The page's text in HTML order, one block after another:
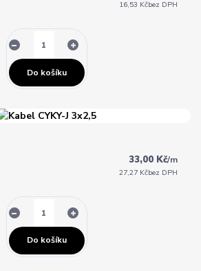
16,53 Kčbez DPH
Do košíku
33,00 Kč/m
27,27 Kčbez DPH
Do košíku